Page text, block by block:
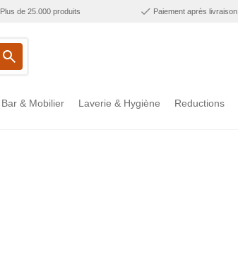
Plus de 25.000 produits Paiement après livraison
Bar & Mobilier Laverie & Hygiène Reductions